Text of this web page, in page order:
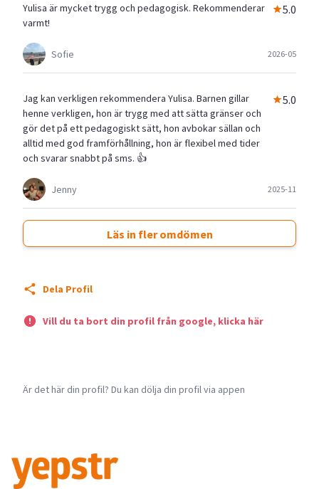
Yulisa är mycket trygg och pedagogisk. Rekommenderar
varmt!
5.0
Sofie 2026-05
Jag kan verkligen rekommendera Yulisa. Barnen gillar
henne verkligen, hon är trygg med att sätta gränser och
gör det på ett pedagogiskt sätt, hon avbokar sällan och
alltid med god framförhållning, hon är flexibel med tider
och svarar snabbt på sms. 👍
5.0
Jenny 2025-11
Läs in fler omdömen
Dela Profil
Vill du ta bort din profil från google, klicka här
Är det här din profil? Du kan dölja din profil via appen